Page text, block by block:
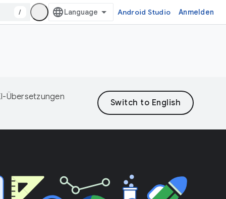
/ Android Studio Anmelden
Übersetzungen